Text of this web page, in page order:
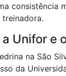
consistência
Unifor e
na São
da